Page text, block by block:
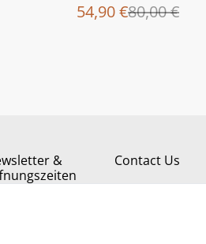
54,90 €80,00 €
&
Contact Us